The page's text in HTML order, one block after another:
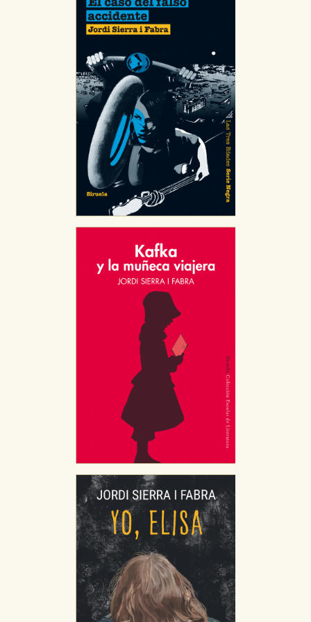
CONFIGURACIÓN DE COOKIES
HABILITAR TODO RECHAZAR TODO
Cookies necesarias
Estas cookies son necesarias para que nuestro sitio
web funcione y no es posible deshabilitarlas desde
nuestro sistema. Es posible hacerlo desde el
navegador, pero en ese caso es posible que algunas
áreas de nuestra web dejen de funcionar
correctamente.